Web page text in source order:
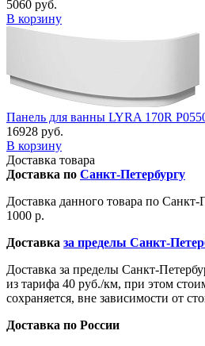
5060 руб.
В корзину
Панель для ванны LYRA 170R
16928 руб.
В корзину
Доставка товара
Доставка по Санкт-Петербургу
Доставка данного товара по Санкт-
1000 р.
Доставка за пределы Санкт-
Доставка за пределы Санкт-
из тарифа 40 руб./км, при этом
сохраняется, вне зависимости от
Доставка по России